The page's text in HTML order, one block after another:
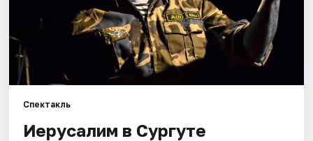
Рейтинги
Спектакль
Иерусалим в Сургуте